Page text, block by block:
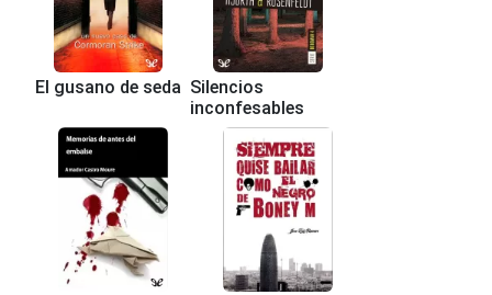
El gusano de seda Silencios
inconfesables